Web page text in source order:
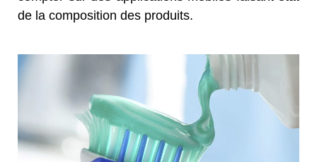
de la composition des produits.